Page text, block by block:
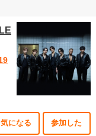
気になる 参加した